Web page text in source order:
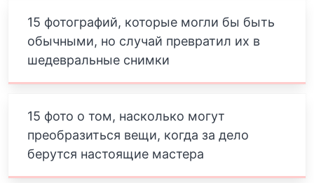
15 фотографий, которые могли бы быть
обычными, но случай превратил их в
шедевральные снимки
15 фото о том, насколько могут
преобразиться вещи, когда за дело
берутся настоящие мастера